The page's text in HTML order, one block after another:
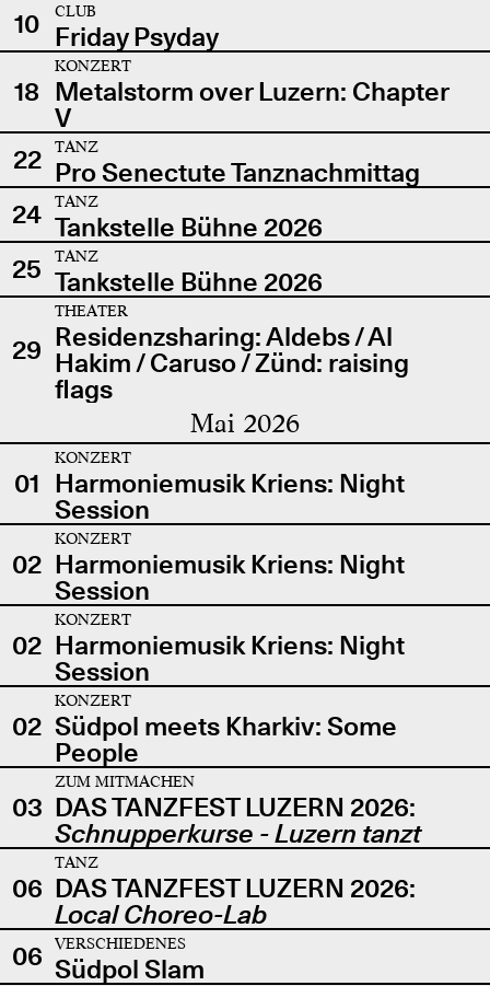
10
CLUB
Friday Psyday
18
KONZERT
Metalstorm over Luzern: Chapter
V
22
TANZ
Pro Senectute Tanznachmittag
24
TANZ
Tankstelle Bühne 2026
25
TANZ
Tankstelle Bühne 2026
29
THEATER
Residenzsharing: Aldebs / Al
Hakim / Caruso / Zünd: raising
flags
Mai 2026
01
KONZERT
Harmoniemusik Kriens: Night
Session
02
KONZERT
Harmoniemusik Kriens: Night
Session
02
KONZERT
Harmoniemusik Kriens: Night
Session
02
KONZERT
Südpol meets Kharkiv: Some
People
03
ZUM MITMACHEN
DAS TANZFEST LUZERN 2026:
Schnupperkurse - Luzern tanzt
06
TANZ
DAS TANZFEST LUZERN 2026:
Local Choreo-Lab
06
VERSCHIEDENES
Südpol Slam